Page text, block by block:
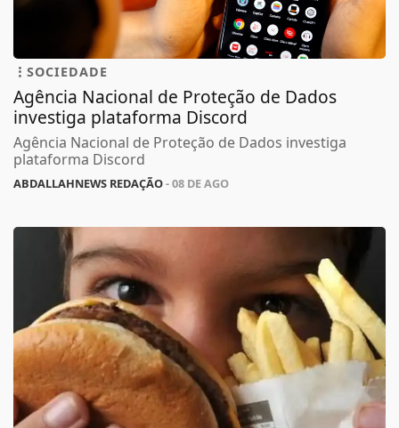
SOCIEDADE
Agência Nacional de Proteção de Dados
investiga plataforma Discord
Agência Nacional de Proteção de Dados investiga
plataforma Discord
ABDALLAHNEWS REDAÇÃO- 08 DE AGO